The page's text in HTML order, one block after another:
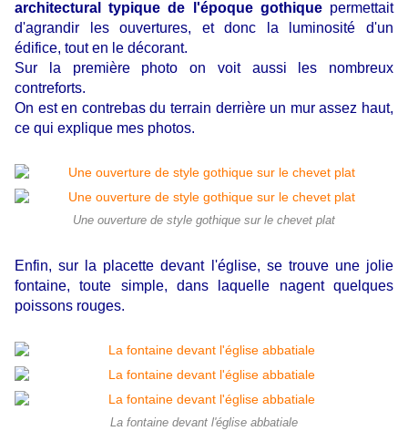
architectural typique de l'époque gothique permettait
d'agrandir les ouvertures, et donc la luminosité d'un
édifice, tout en le décorant.
Sur la première photo on voit aussi les nombreux
contreforts.
On est en contrebas du terrain derrière un mur assez haut,
ce qui explique mes photos.
Une ouverture de style gothique sur le chevet plat
Enfin, sur la placette devant l'église, se trouve une jolie
fontaine, toute simple, dans laquelle nagent quelques
poissons rouges.
La fontaine devant l'église abbatiale